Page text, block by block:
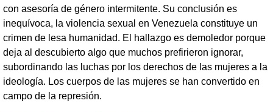
con asesoría de género intermitente. Su conclusión es
inequívoca, la violencia sexual en Venezuela constituye un
crimen de lesa humanidad. El hallazgo es demoledor porque
deja al descubierto algo que muchos prefirieron ignorar,
subordinando las luchas por los derechos de las mujeres a la
ideología. Los cuerpos de las mujeres se han convertido en
campo de la represión.